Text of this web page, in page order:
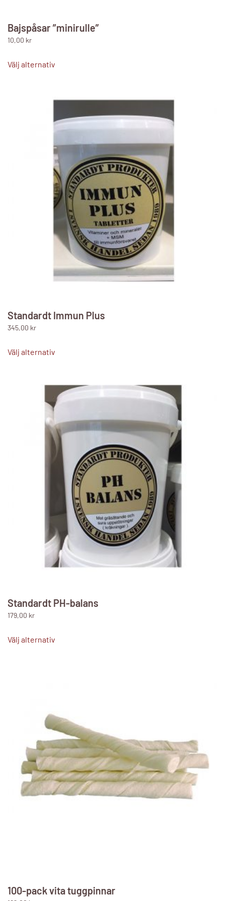
Bajspåsar ”minirulle”
10,00 kr
Välj alternativ
flera
varianter.
De
alternativen
kan
väljas
på
produktsidan
Standardt Immun Plus
345,00 kr
Välj alternativ
flera
varianter.
olika
alternativen
kan
väljas
produktsidan
Standardt PH-balans
179,00 kr
Välj alternativ
olika
alternativen
kan
väljas
på
produktsidan
100-pack vita tuggpinnar